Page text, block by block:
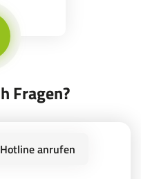
Fragen?
Hotline anrufen